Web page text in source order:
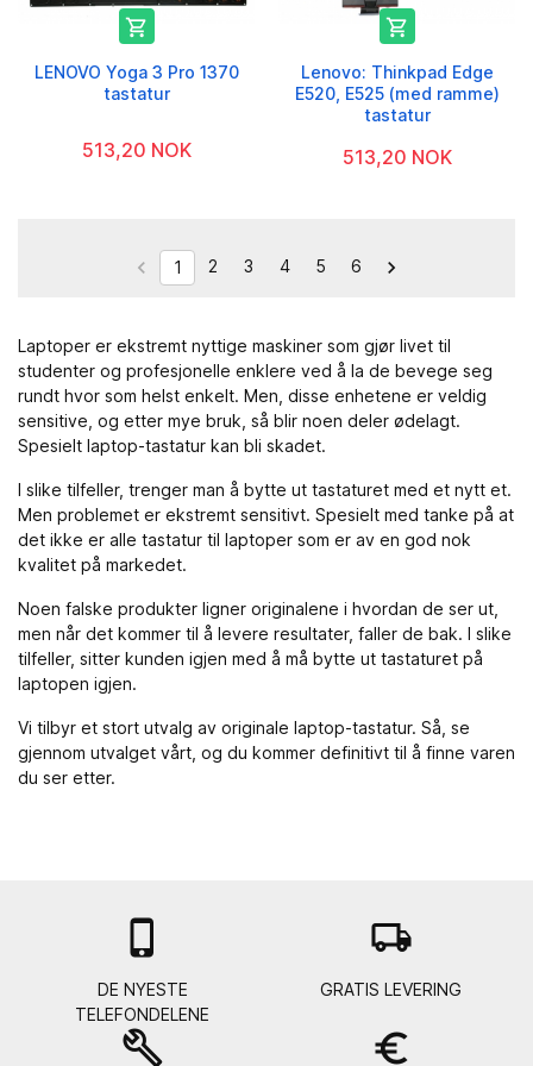

LENOVO Yoga 3 Pro 1370
tastatur
513,20 NOK

Lenovo: Thinkpad Edge
E520, E525 (med ramme)
tastatur
513,20 NOK
 1 2 3 4 5 6 
Laptoper er ekstremt nyttige maskiner som gjør livet til
studenter og profesjonelle enklere ved å la de bevege seg
rundt hvor som helst enkelt. Men, disse enhetene er veldig
sensitive, og etter mye bruk, så blir noen deler ødelagt.
Spesielt laptop-tastatur kan bli skadet.
I slike tilfeller, trenger man å bytte ut tastaturet med et nytt et.
Men problemet er ekstremt sensitivt. Spesielt med tanke på at
det ikke er alle tastatur til laptoper som er av en god nok
kvalitet på markedet.
Noen falske produkter ligner originalene i hvordan de ser ut,
men når det kommer til å levere resultater, faller de bak. I slike
tilfeller, sitter kunden igjen med å må bytte ut tastaturet på
laptopen igjen.
Vi tilbyr et stort utvalg av originale laptop-tastatur. Så, se
gjennom utvalget vårt, og du kommer definitivt til å finne varen
du ser etter.

DE NYESTE
TELEFONDELENE
local_shipping
GRATIS LEVERING
build euro_symbol